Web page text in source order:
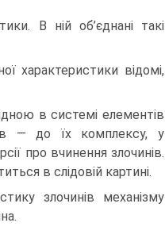
В ній об’єднані такі
характеристики відомі,
в системі елементів
— до їх комплексу, у
про вчинення злочинів.
в слідовій картині.
злочинів механізму